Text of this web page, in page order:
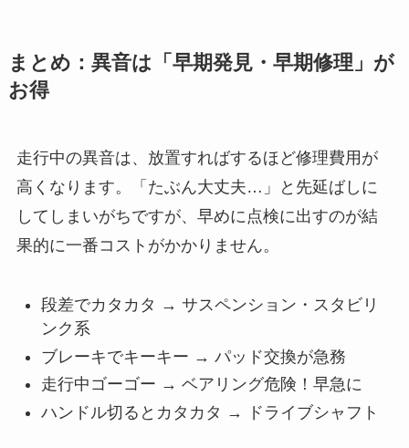
まとめ：異音は「早期発見・早期修理」が
お得
走行中の異音は、放置すればするほど修理費用が
高くなります。「たぶん大丈夫…」と先延ばしに
してしまいがちですが、早めに点検に出すのが結
果的に一番コストがかかりません。
段差でカタカタ → サスペンション・スタビリ
ンク系
ブレーキでキーキー → パッド交換が急務
走行中ゴーゴー → ベアリング危険！早急に
ハンドル切るとカタカタ → ドライブシャフト